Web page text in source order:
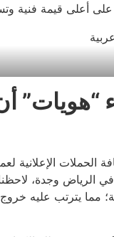
أعلى قيمة فنية
الرياض وجدة،
يترتب عليه خروج